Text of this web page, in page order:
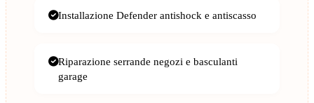
Installazione Defender antishock e antiscasso
Riparazione serrande negozi e basculanti
garage